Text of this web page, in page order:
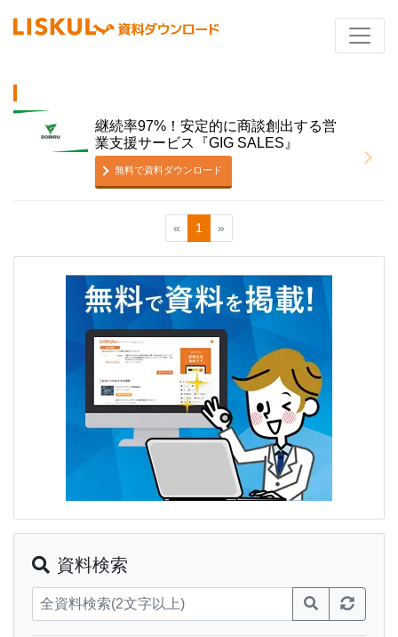
継続率97%！安定的に商談創出する営
業支援サービス『GIG SALES』
無料で資料ダウンロード
« 1 »
資料検索